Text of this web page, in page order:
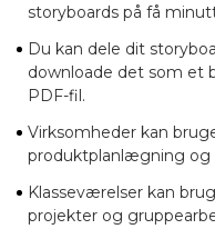
storyboards på få
Du kan dele dit
downloade det som et
PDF-fil.
Virksomheder kan
produktplanlægning og
Klasseværelser kan
projekter og